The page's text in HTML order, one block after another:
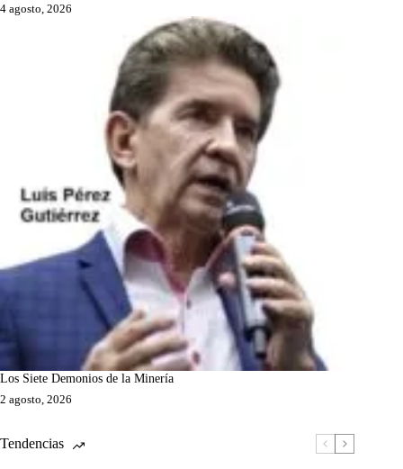
4 agosto, 2026
Los Siete Demonios de la Minería
2 agosto, 2026
Tendencias